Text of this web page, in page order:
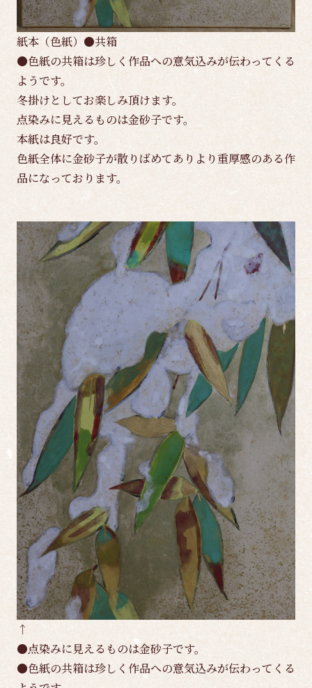
紙本（色紙）●共箱
●色紙の共箱は珍しく作品への意気込みが伝わってくる
ようです。
冬掛けとしてお楽しみ頂けます。
点染みに見えるものは金砂子です。
本紙は良好です。
色紙全体に金砂子が散りばめてありより重厚感のある作
品になっております。
↑
●点染みに見えるものは金砂子です。
●色紙の共箱は珍しく作品への意気込みが伝わってくる